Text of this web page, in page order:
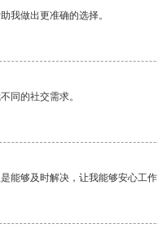
我做出更准确的选择。
同的社交需求。
能够及时解决，让我能够安心工